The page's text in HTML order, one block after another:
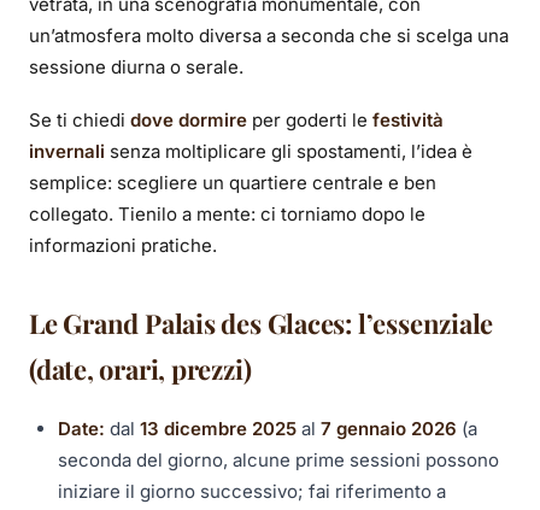
vetrata, in una scenografia monumentale, con
un’atmosfera molto diversa a seconda che si scelga una
sessione diurna o serale.
Se ti chiedi dove dormire per goderti le festività
invernali senza moltiplicare gli spostamenti, l’idea è
semplice: scegliere un quartiere centrale e ben
collegato. Tienilo a mente: ci torniamo dopo le
informazioni pratiche.
Le Grand Palais des Glaces: l’essenziale
(date, orari, prezzi)
Date: dal 13 dicembre 2025 al 7 gennaio 2026 (a
seconda del giorno, alcune prime sessioni possono
iniziare il giorno successivo; fai riferimento a